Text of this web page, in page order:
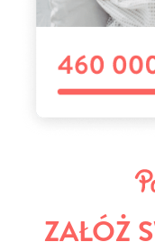
ZAŁÓŻ